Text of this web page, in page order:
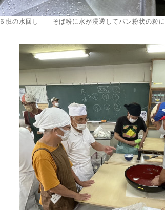
６班の水回し そば粉に水が浸透してパン粉状の粒に